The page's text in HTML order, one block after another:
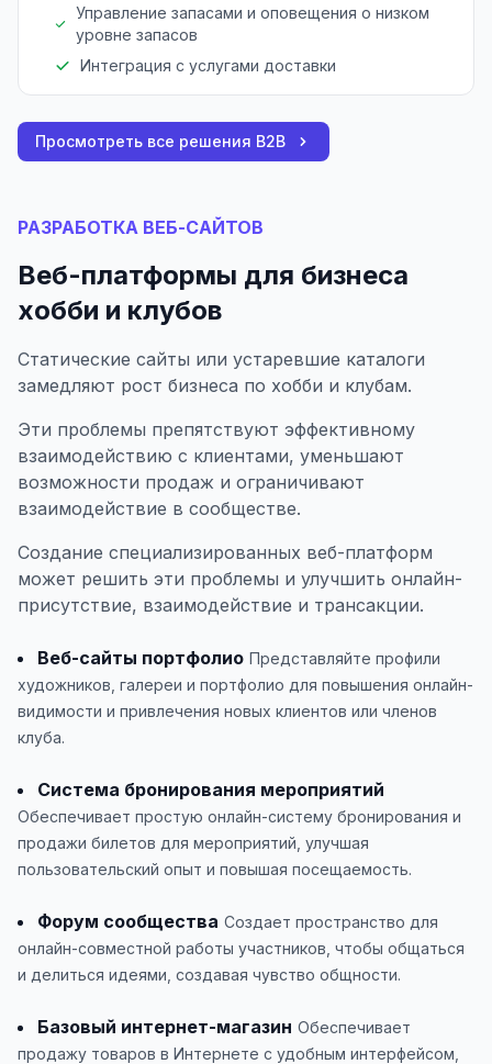
Управление запасами и оповещения о низком
уровне запасов
Интеграция с услугами доставки
Просмотреть все решения B2B
РАЗРАБОТКА ВЕБ-САЙТОВ
Веб-платформы для бизнеса
хобби и клубов
Статические сайты или устаревшие каталоги
замедляют рост бизнеса по хобби и клубам.
Эти проблемы препятствуют эффективному
взаимодействию с клиентами, уменьшают
возможности продаж и ограничивают
взаимодействие в сообществе.
Создание специализированных веб-платформ
может решить эти проблемы и улучшить онлайн-
присутствие, взаимодействие и трансакции.
Веб-сайты портфолио Представляйте профили
художников, галереи и портфолио для повышения онлайн-
видимости и привлечения новых клиентов или членов
клуба.
Система бронирования мероприятий
Обеспечивает простую онлайн-систему бронирования и
продажи билетов для мероприятий, улучшая
пользовательский опыт и повышая посещаемость.
Форум сообщества Создает пространство для
онлайн-совместной работы участников, чтобы общаться
и делиться идеями, создавая чувство общности.
Базовый интернет-магазин Обеспечивает
продажу товаров в Интернете с удобным интерфейсом,